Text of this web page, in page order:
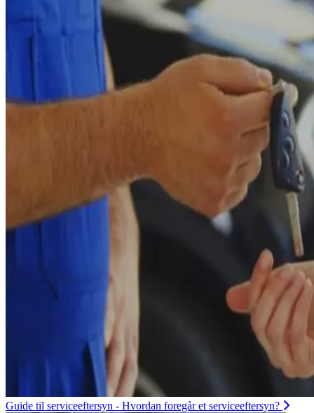
Guide til serviceeftersyn - Hvordan foregår et serviceeftersyn?